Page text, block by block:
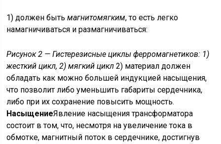
1) должен бытьмагнитомягким, то есть легко
намагничиваться и размагничиваться:
Рисунок 2 — Гистерезисные циклы ферромагнетиков: 1)
жесткий цикл, 2) мягкий цикл 2) материал должен
обладать как можно большей индукцией насыщения,
что позволит либо уменьшить габариты сердечника,
либо при их сохранение повысить мощность.
НасыщениеЯвление насыщения трансформатора
состоит в том, что, несмотря на увеличение тока в
обмотке, магнитный поток в сердечнике, достигнув